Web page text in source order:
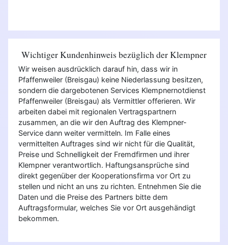
Wichtiger Kundenhinweis bezüglich der Klempner
Wir weisen ausdrücklich darauf hin, dass wir in
Pfaffenweiler (Breisgau) keine Niederlassung besitzen,
sondern die dargebotenen Services Klempnernotdienst
Pfaffenweiler (Breisgau) als Vermittler offerieren. Wir
arbeiten dabei mit regionalen Vertragspartnern
zusammen, an die wir den Auftrag des Klempner-
Service dann weiter vermitteln. Im Falle eines
vermittelten Auftrages sind wir nicht für die Qualität,
Preise und Schnelligkeit der Fremdfirmen und ihrer
Klempner verantwortlich. Haftungsansprüche sind
direkt gegenüber der Kooperationsfirma vor Ort zu
stellen und nicht an uns zu richten. Entnehmen Sie die
Daten und die Preise des Partners bitte dem
Auftragsformular, welches Sie vor Ort ausgehändigt
bekommen.